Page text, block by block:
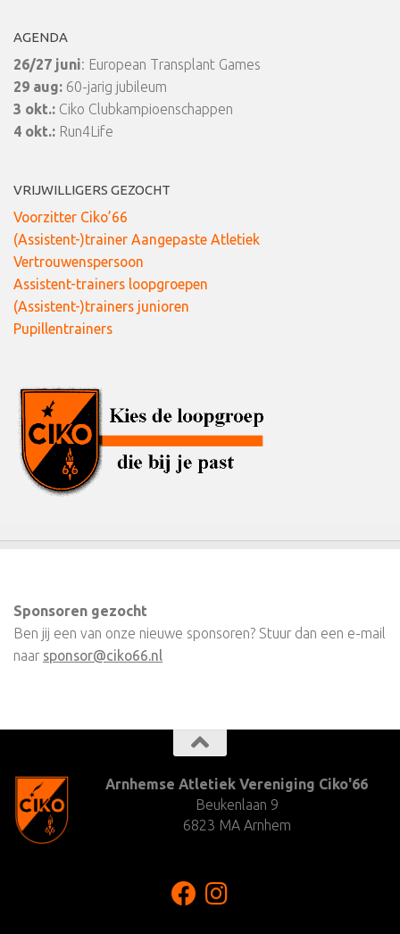
AGENDA
26/27 juni: European Transplant Games
29 aug: 60-jarig jubileum
3 okt.: Ciko Clubkampioenschappen
4 okt.: Run4Life
VRIJWILLIGERS GEZOCHT
Voorzitter Ciko’66
(Assistent-)trainer Aangepaste Atletiek
Vertrouwenspersoon
Assistent-trainers loopgroepen
(Assistent-)trainers junioren
Pupillentrainers
Sponsoren gezocht
Ben jij een van onze nieuwe sponsoren? Stuur dan een e-mail
naar sponsor@ciko66.nl
Arnhemse Atletiek Vereniging Ciko'66
Beukenlaan 9
6823 MA Arnhem